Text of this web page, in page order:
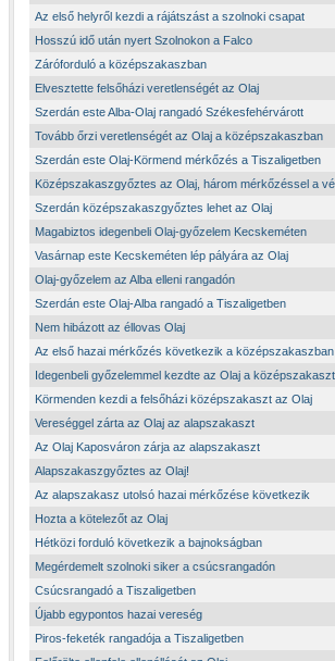
Az első helyről kezdi a rájátszást a szolnoki csapat
Hosszú idő után nyert Szolnokon a Falco
Záróforduló a középszakaszban
Elvesztette felsőházi veretlenségét az Olaj
Szerdán este Alba-Olaj rangadó Székesfehérvárott
Tovább őrzi veretlenségét az Olaj a középszakaszban
Szerdán este Olaj-Körmend mérkőzés a Tiszaligetben
Középszakaszgyőztes az Olaj, három mérkőzéssel a
Szerdán középszakaszgyőztes lehet az Olaj
Magabiztos idegenbeli Olaj-győzelem Kecskeméten
Vasárnap este Kecskeméten lép pályára az Olaj
Olaj-győzelem az Alba elleni rangadón
Szerdán este Olaj-Alba rangadó a Tiszaligetben
Nem hibázott az éllovas Olaj
Az első hazai mérkőzés következik a középszakaszban
Idegenbeli győzelemmel kezdte az Olaj a középszakaszt
Körmenden kezdi a felsőházi középszakaszt az Olaj
Vereséggel zárta az Olaj az alapszakaszt
Az Olaj Kaposváron zárja az alapszakaszt
Alapszakaszgyőztes az Olaj!
Az alapszakasz utolsó hazai mérkőzése következik
Hozta a kötelezőt az Olaj
Hétközi forduló következik a bajnokságban
Megérdemelt szolnoki siker a csúcsrangadón
Csúcsrangadó a Tiszaligetben
Újabb egypontos hazai vereség
Piros-feketék rangadója a Tiszaligetben